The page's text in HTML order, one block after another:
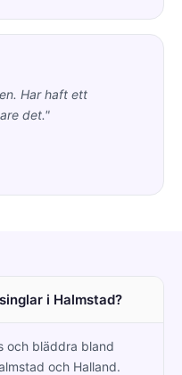
Har haft ett
det."
i Halmstad?
och bläddra bland
och Halland.